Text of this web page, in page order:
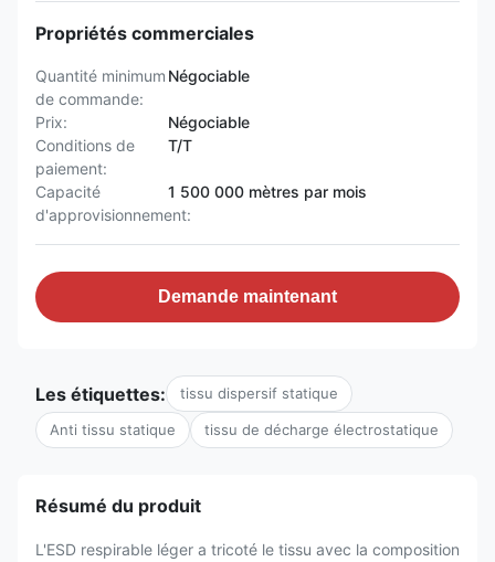
Propriétés commerciales
Quantité minimum
de commande:
Négociable
Prix:
Négociable
Conditions de
paiement:
T/T
Capacité
d'approvisionnement:
1 500 000 mètres par mois
Demande maintenant
Les étiquettes: tissu dispersif statique
Anti tissu statique tissu de décharge électrostatique
Résumé du produit
L'ESD respirable léger a tricoté le tissu avec la composition